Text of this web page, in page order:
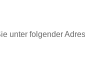
unter folgender